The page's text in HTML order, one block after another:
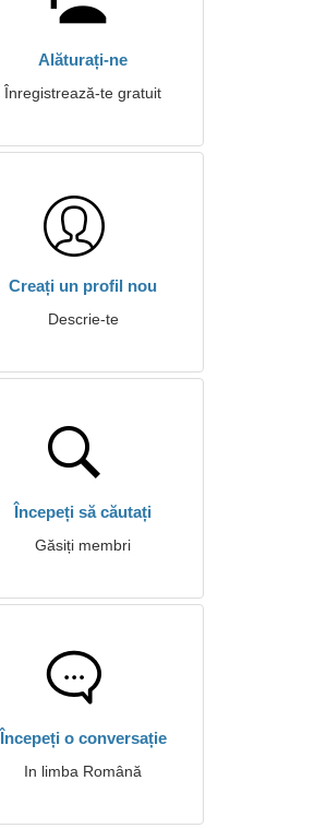
Alăturați-ne
Înregistrează-te gratuit
Creați un profil nou
Descrie-te
Începeți să căutați
Găsiți membri
Începeți o conversație
In limba Română